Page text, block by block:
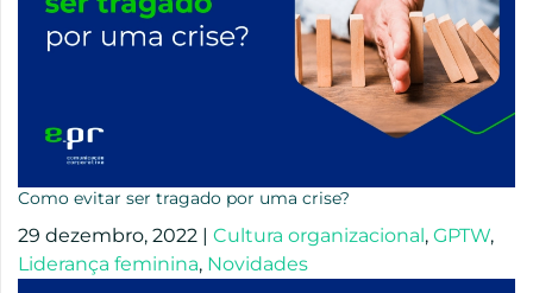
Como evitar ser tragado por uma crise?
29 dezembro, 2022 | Cultura organizacional, GPTW,
Liderança feminina, Novidades